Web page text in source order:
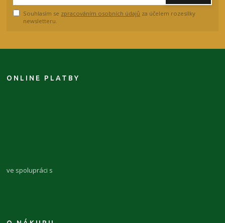
Souhlasím se zpracováním osobních údajů za účelem rozesílky
newsletteru.
ONLINE PLATBY
ve spolupráci s